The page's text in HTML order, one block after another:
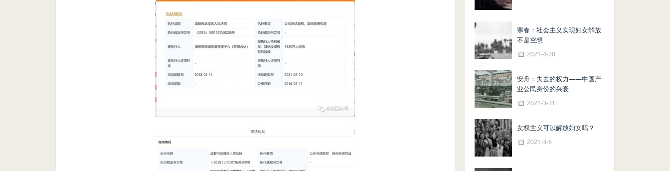
寒春：社会主义实现妇女解放
不是空想
2021-4-20
安舟：失去的权力——中国产
业公民身份的兴衰
2021-3-31
女权主义可以解放妇女吗？
2021-3-6